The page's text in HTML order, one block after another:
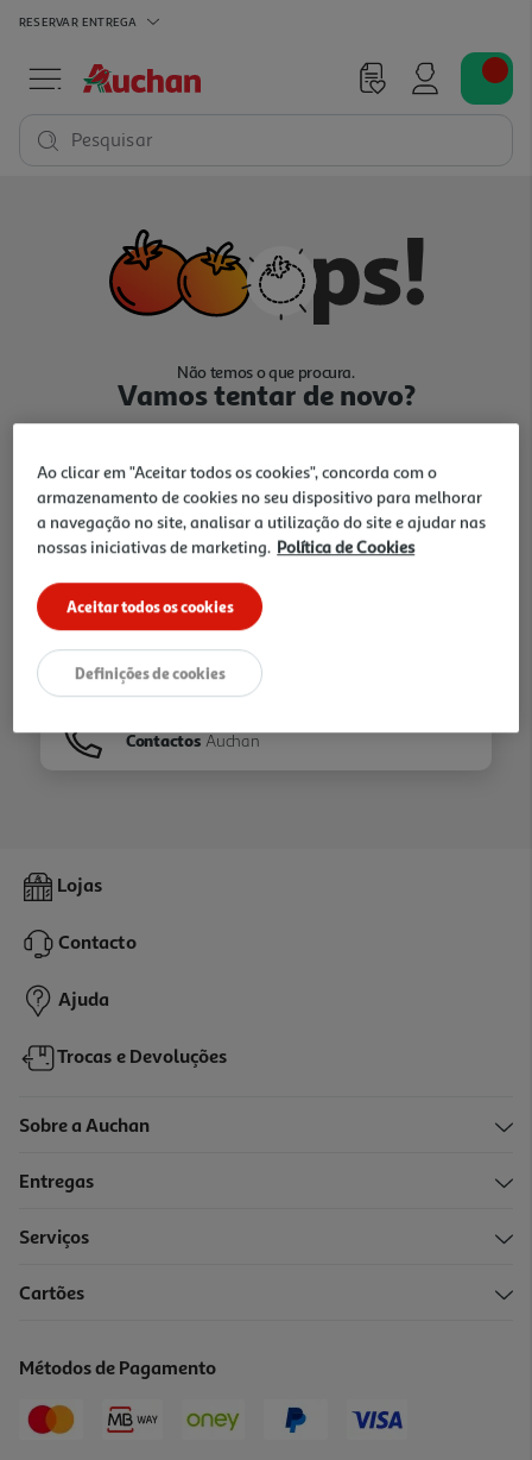
RESERVAR ENTREGA
Pesquisar
Não temos o que procura.
Vamos tentar de novo?
Ir para Homepage
Folhetos
Contactos Auchan
Lojas
Contacto
Ajuda
Trocas e Devoluções
Sobre a Auchan
Entregas
Serviços
Cartões
Métodos de Pagamento
Ao clicar em "Aceitar todos os cookies", concorda com o
armazenamento de cookies no seu dispositivo para melhorar
a navegação no site, analisar a utilização do site e ajudar nas
nossas iniciativas de marketing. Política de Cookies
Aceitar todos os cookies
Definições de cookies